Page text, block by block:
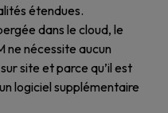
étendues.
dans le cloud, le
nécessite aucun
site et parce qu’il est
logiciel supplémentaire